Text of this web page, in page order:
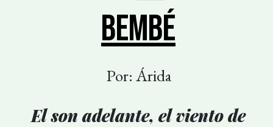
BEMBÉ
Por: Árida
El son adelante, el viento de